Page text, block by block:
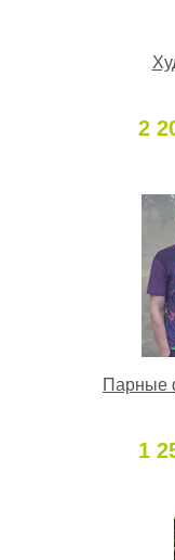
2
Парные
1